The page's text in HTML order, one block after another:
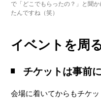
で「どこでもらったの？」と聞
たんですね（笑）
イベントを周
チケットは事前
会場に着いてからもチケ